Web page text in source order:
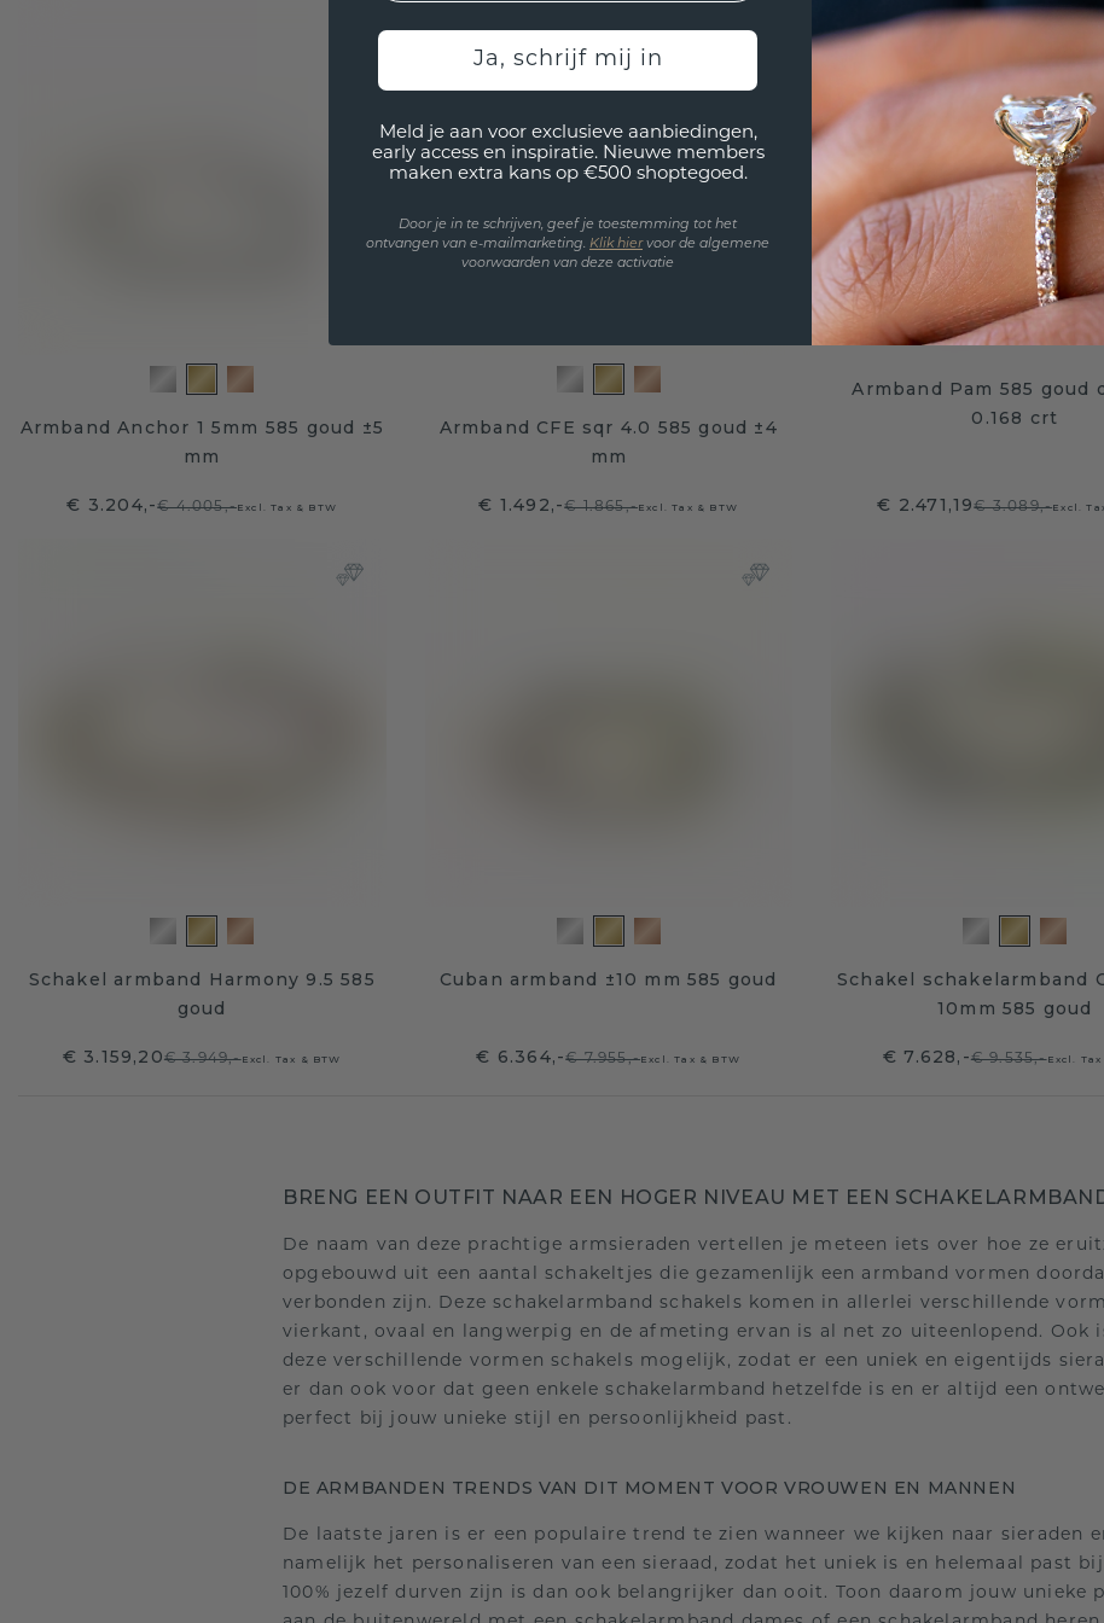
Armband Anchor 1 5mm 585 goud ±5
mm
€ 3.204,-€ 4.005,-Excl. Tax & BTW
Armband CFE sqr 4.0 585 goud ±4
mm
€ 1.492,-€ 1.865,-Excl. Tax & BTW
Armband Pam 585 goud
0.168 crt
€ 2.471,19€ 3.089,-Excl.
Schakel armband Harmony 9.5 585
goud
€ 3.159,20€ 3.949,-Excl. Tax & BTW
Cuban armband ±10 mm 585 goud
€ 6.364,-€ 7.955,-Excl. Tax & BTW
Schakel schakelarmband
10mm 585 goud
€ 7.628,-€ 9.535,-Excl. Tax
BRENG EEN OUTFIT NAAR EEN HOGER NIVEAU MET EEN
De naam van deze prachtige armsieraden vertellen je meteen iets over hoe ze
opgebouwd uit een aantal schakeltjes die gezamenlijk een armband vormen
verbonden zijn. Deze schakelarmband schakels komen in allerlei verschillende
vierkant, ovaal en langwerpig en de afmeting ervan is al net zo uiteenlopend. Ook
deze verschillende vormen schakels mogelijk, zodat er een uniek en eigentijds
er dan ook voor dat geen enkele schakelarmband hetzelfde is en er altijd een
perfect bij jouw unieke stijl en persoonlijkheid past.
DE ARMBANDEN TRENDS VAN DIT MOMENT VOOR VROUWEN EN MANNEN
De laatste jaren is er een populaire trend te zien wanneer we kijken naar sieraden
namelijk het personaliseren van een sieraad, zodat het uniek is en helemaal past
100% jezelf durven zijn is dan ook belangrijker dan ooit. Toon daarom jouw unieke
Ja, schrijf mij in
Meld je aan voor exclusieve aanbiedingen,
early access en inspiratie. Nieuwe members
maken extra kans op €500 shoptegoed.
Door je in te schrijven, geef je toestemming tot het
ontvangen van e-mailmarketing. Klik hiervoor de algemene
voorwaarden van deze activatie